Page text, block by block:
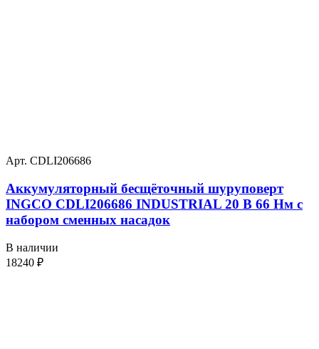
Арт. CDLI206686
Аккумуляторный бесщёточный шуруповерт
INGCO CDLI206686 INDUSTRIAL 20 В 66 Нм с
набором сменных насадок
В наличии
18240 ₽